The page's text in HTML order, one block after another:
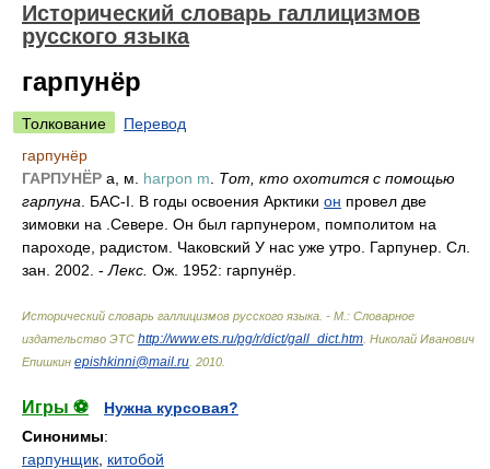
Исторический словарь галлицизмов
русского языка
гарпунёр
Толкование
Перевод
гарпунёр
ГАРПУНЁР а, м. harpon m
Тот, кто охотится с помощью
гарпуна . БАС-I. В годы освоения Арктики он провел две
зимовки на .Севере. Он был гарпунером, помполитом на
пароходе, радистом. Чаковский У нас уже утро. Гарпунер. Сл.
зан. 2002. - Лекс. Ож. 1952: гарпунёр.
Исторический словарь галлицизмов русского языка. - М.: Словарное
издательство ЭТС http://www.ets.ru/pg/r/dict/gall_dict.htm Николай Иванович
Епишкин epishkinni@mail.ru 2010
Игры ⚽
Нужна курсовая?
Синонимы:
гарпунщик китобой